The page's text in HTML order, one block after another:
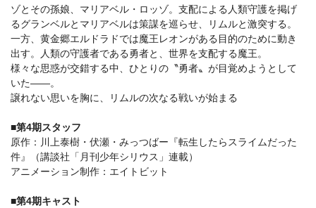
ゾとその孫娘、マリアベル・ロッゾ。支配による人類守護を掲げ
るグランベルとマリアベルは策謀を巡らせ、リムルと激突する。
一方、黄金郷エルドラドでは魔王レオンがある目的のために動き
出す。人類の守護者である勇者と、世界を支配する魔王。
様々な思惑が交錯する中、ひとりの〝勇者〟が目覚めようとして
いた――。
譲れない思いを胸に、リムルの次なる戦いが始まる
■第4期スタッフ
原作：川上泰樹・伏瀬・みっつばー『転生したらスライムだった
件』（講談社「月刊少年シリウス」連載）
アニメーション制作：エイトビット
■第4期キャスト